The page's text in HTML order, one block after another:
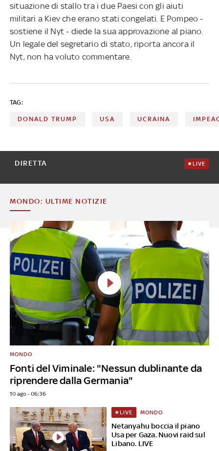
situazione di stallo tra i due Paesi con gli aiuti
militari a Kiev che erano stati congelati. E Pompeo -
sostiene il Nyt - diede la sua approvazione al piano.
Un legale del segretario di stato, riporta ancora il
Nyt, non ha voluto commentare.
TAG:
DONALD TRUMP USA UCRAINA
DIRETTA LIVE
MONDO: ULTIME NOTIZIE
Fonti del Viminale: "Nessun dublinante da
riprendere dalla Germania"
MONDO
10 ago - 06:36
Netanyahu boccia il piano
Usa per Gaza. Nuovi raid sul
Libano. LIVE
LIVE MONDO